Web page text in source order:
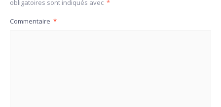
obligatoires sont indiqués avec *
Commentaire *